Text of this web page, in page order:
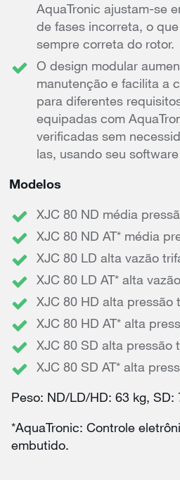
AquaTronic ajustam-se
de fases incorreta, o
sempre correta do rotor.
O design modular
manutenção e facilita a
para diferentes
equipadas com
verificadas sem
las, usando seu
Modelos
XJC 80 ND média
XJC 80 ND AT* média
XJC 80 LD alta vazão
XJC 80 LD AT* alta
XJC 80 HD alta pressão
XJC 80 HD AT* alta
XJC 80 SD alta pressão
XJC 80 SD AT* alta
Peso: ND/LD/HD: 63 kg, SD:
*AquaTronic: Controle
embutido.